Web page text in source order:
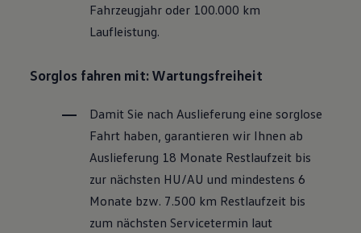
Entertainment und Elektronik
Individualisieren
Wallbox und Ladekabel
Dienste für Ihr Modell finden
Volkswagen Apps, Login und Shop
Updates für Software, Karten und Radio
Über Ihr Auto
Vorgängermodelle
Kundeninformationen
Volkswagen Kundenbetreuung
Warn- und Kontrollleuchten
Assistenzsysteme
Digitale Betriebsanleitung
Fahrzeugjahr oder 100.000 km
Laufleistung.
Sorglos fahren mit: Wartungsfreiheit
Damit Sie nach Auslieferung eine sorglose
Fahrt haben, garantieren wir Ihnen ab
Auslieferung 18 Monate Restlaufzeit bis
zur nächsten HU/AU und mindestens 6
Monate bzw. 7.500 km Restlaufzeit bis
zum nächsten Servicetermin laut